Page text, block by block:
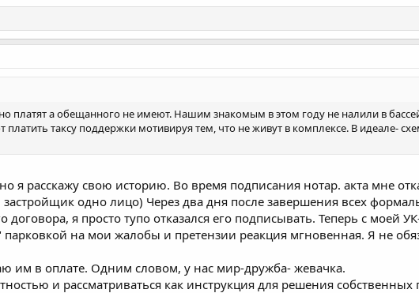
платят а обещанного не имеют. Нашим знакомым в этом году не налили в
платить таксу поддержки мотивируя тем, что не живут в комплексе. В идеале-
я расскажу свою историю. Во время подписания нотар. акта мне
одно лицо) Через два дня после завершения всех
договора, я просто тупо отказался его подписывать. Теперь с моей
на мои жалобы и претензии реакция мгновенная. Я не
им в оплате. Одним словом, у нас мир-дружба- жевачка.
и рассматриваться как инструкция для решения собственных